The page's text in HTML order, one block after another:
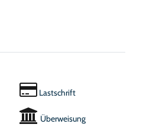
Lastschrift
Überweisung